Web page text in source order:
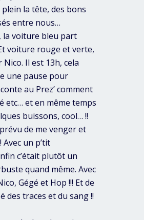
la tête, des bons
entre nous…
la voiture bleu part
voiture rouge et verte,
Il est 13h, cela
une pause pour
au Prez’ comment
etc… et en même temps
buissons, cool… !!
de me venger et
Avec un p’tit
c’était plutôt un
quand même. Avec
Gégé et Hop !!! Et de
des traces et du sang !!